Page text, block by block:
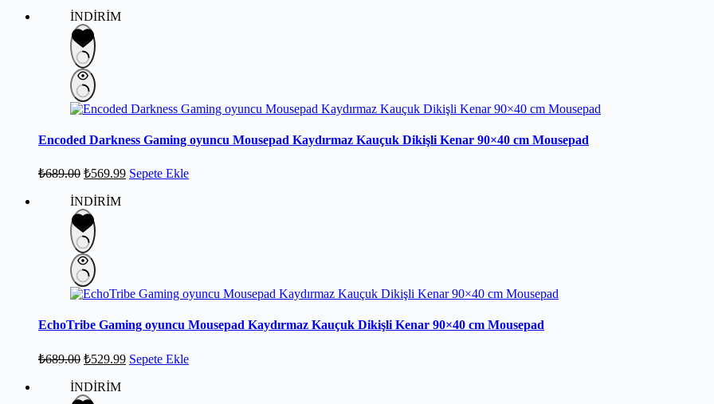
İNDİRİM
Encoded Darkness Gaming oyuncu Mousepad Kaydırmaz Kauçuk Dikişli Kenar 90×40 cm Mousepad
₺689.00 ₺569.99 Sepete Ekle
İNDİRİM
EchoTribe Gaming oyuncu Mousepad Kaydırmaz Kauçuk Dikişli Kenar 90×40 cm Mousepad
₺689.00 ₺529.99 Sepete Ekle
İNDİRİM